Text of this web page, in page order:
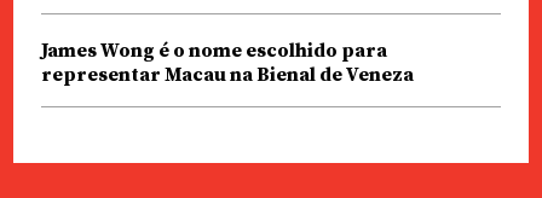
James Wong é o nome escolhido para
representar Macau na Bienal de Veneza